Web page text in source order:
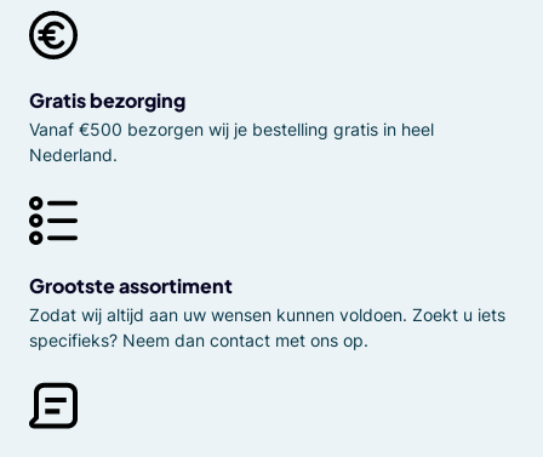
Gratis bezorging
Vanaf €500 bezorgen wij je bestelling gratis in heel
Nederland.
Grootste assortiment
Zodat wij altijd aan uw wensen kunnen voldoen. Zoekt u iets
specifieks? Neem dan contact met ons op.